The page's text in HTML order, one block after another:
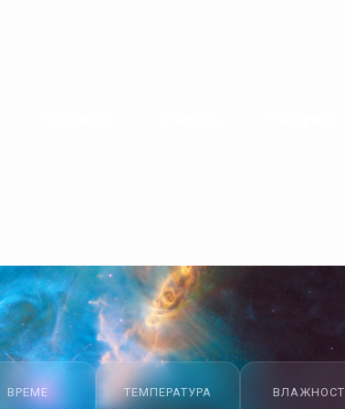
ВРЕМЕ ТЕМПЕРАТУРА ВЛАЖНОСТ